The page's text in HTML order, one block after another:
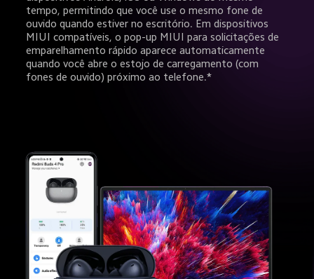
tempo, permitindo que você use o mesmo fone de
ouvido quando estiver no escritório. Em dispositivos
MIUI compatíveis, o pop-up MIUI para solicitações de
emparelhamento rápido aparece automaticamente
quando você abre o estojo de carregamento (com
fones de ouvido) próximo ao telefone.*